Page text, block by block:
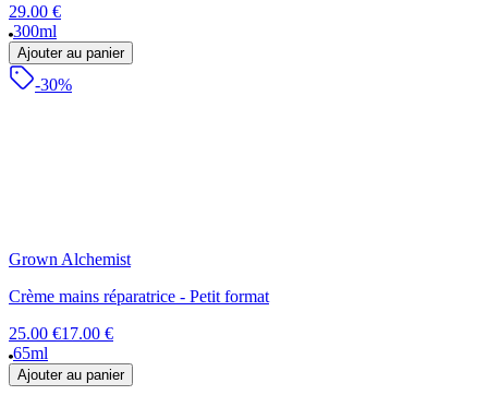
29.00 €
300ml
Ajouter au panier
-30%
Grown Alchemist
Crème mains réparatrice - Petit format
25.00 €17.00 €
65ml
Ajouter au panier